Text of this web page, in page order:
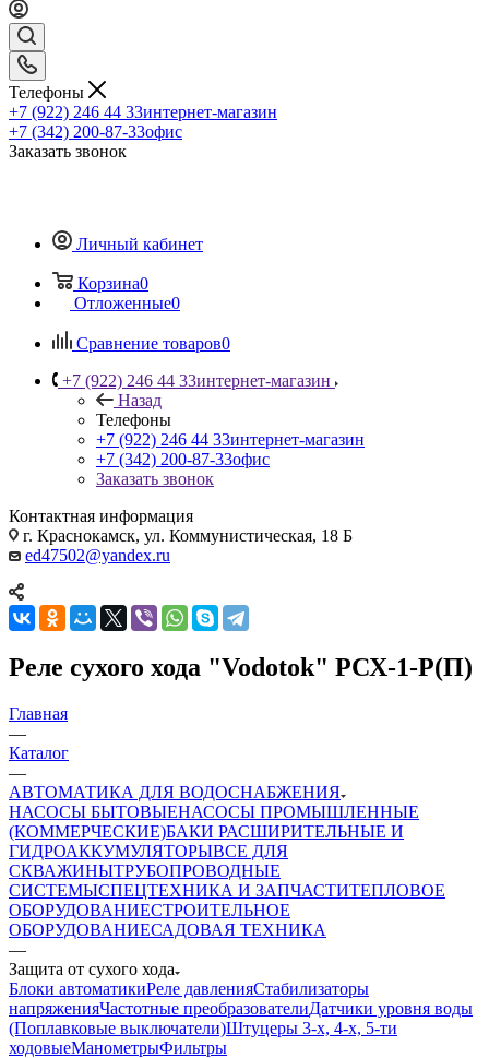
Телефоны
+7 (922) 246 44 33интернет-магазин
+7 (342) 200-87-33офис
Заказать звонок
Личный кабинет
Корзина0
Отложенные0
Сравнение товаров0
+7 (922) 246 44 33интернет-магазин
Назад
Телефоны
+7 (922) 246 44 33интернет-магазин
+7 (342) 200-87-33офис
Заказать звонок
Контактная информация
г. Краснокамск, ул. Коммунистическая, 18 Б
ed47502@yandex.ru
Реле сухого хода "Vodotok" PСХ-1-Р(П)
Главная
—
Каталог
—
АВТОМАТИКА ДЛЯ ВОДОСНАБЖЕНИЯ
НАСОСЫ БЫТОВЫЕНАСОСЫ ПРОМЫШЛЕННЫЕ
(КОММЕРЧЕСКИЕ)БАКИ РАСШИРИТЕЛЬНЫЕ И
ГИДРОАККУМУЛЯТОРЫВСЕ ДЛЯ
СКВАЖИНЫТРУБОПРОВОДНЫЕ
СИСТЕМЫСПЕЦТЕХНИКА И ЗАПЧАСТИТЕПЛОВОЕ
ОБОРУДОВАНИЕСТРОИТЕЛЬНОЕ
ОБОРУДОВАНИЕСАДОВАЯ ТЕХНИКА
—
Защита от сухого хода
Блоки автоматикиРеле давленияСтабилизаторы
напряженияЧастотные преобразователиДатчики уровня воды
(Поплавковые выключатели)Штуцеры 3-х, 4-х, 5-ти
ходовыеМанометрыФильтры